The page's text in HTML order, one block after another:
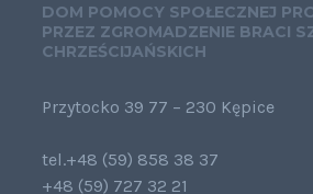
DOM POMOCY SPOŁECZNEJ
PRZEZ ZGROMADZENIE BRACI
CHRZEŚCIJAŃSKICH
Przytocko 39 77 – 230 Kępice
tel.+48 (59) 858 38 37
+48 (59) 727 32 21